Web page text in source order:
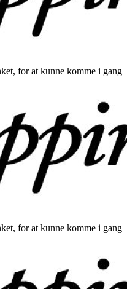
for at kunne komme i gang
for at kunne komme i gang